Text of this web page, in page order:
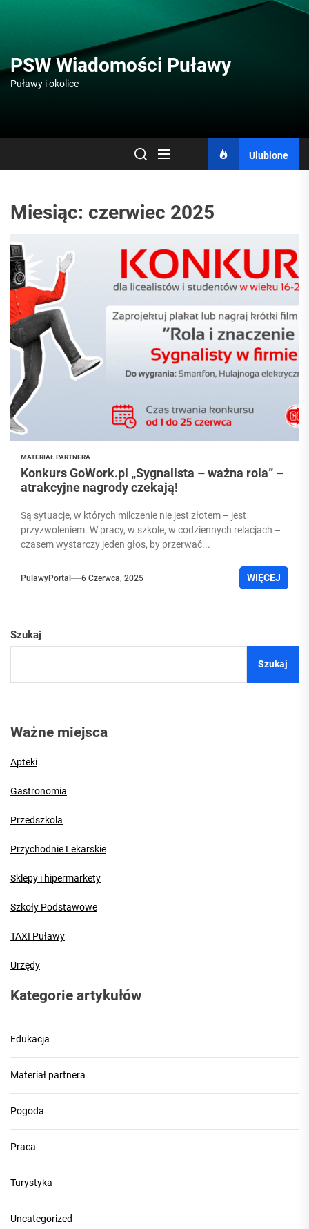
content
PSW Wiadomości Puławy
Puławy i okolice
Ulubione
Miesiąc: czerwiec 2025
MATERIAŁ PARTNERA
Konkurs GoWork.pl „Sygnalista – ważna rola” –
atrakcyjne nagrody czekają!
Są sytuacje, w których milczenie nie jest złotem – jest
przyzwoleniem. W pracy, w szkole, w codziennych relacjach –
czasem wystarczy jeden głos, by przerwać...
PulawyPortal 6 Czerwca, 2025 WIĘCEJ
Szukaj
Szukaj
Ważne miejsca
Apteki
Gastronomia
Przedszkola
Przychodnie Lekarskie
Sklepy i hipermarkety
Szkoły Podstawowe
TAXI Puławy
Urzędy
Kategorie artykułów
Edukacja
Materiał partnera
Pogoda
Praca
Turystyka
Uncategorized